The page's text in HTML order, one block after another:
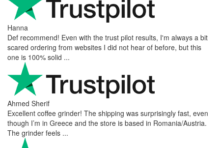
Hanna
Def recommend! Even with the trust pilot results, I'm always a bit
scared ordering from websites I did not hear of before, but this
one is 100% solid ...
Ahmed Sherif
Excellent coffee grinder! The shipping was surprisingly fast, even
though I’m in Greece and the store is based in Romania/Austria.
The grinder feels ...